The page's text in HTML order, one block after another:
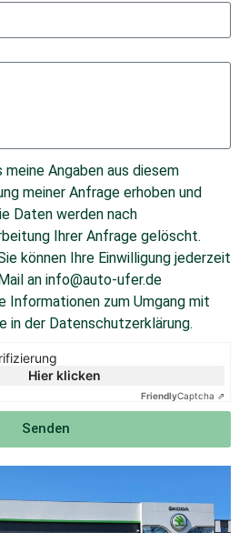
Angaben aus diesem
meiner Anfrage erhoben und
Daten werden nach
Ihrer Anfrage gelöscht.
können Ihre Einwilligung jederzeit
an info@auto-ufer.de
Informationen zum Umgang mit
in der Datenschutzerklärung.
Hier klicken
FriendlyCaptcha ⇗
Senden